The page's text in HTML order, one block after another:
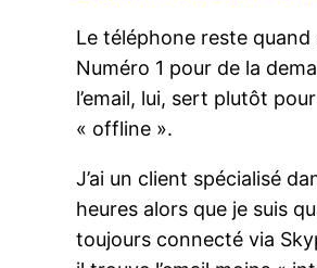
Le téléphone reste quand
Numéro 1 pour de la
l’email, lui, sert plutôt
« offline ».
J’ai un client spécialisé
heures alors que je suis
toujours connecté via